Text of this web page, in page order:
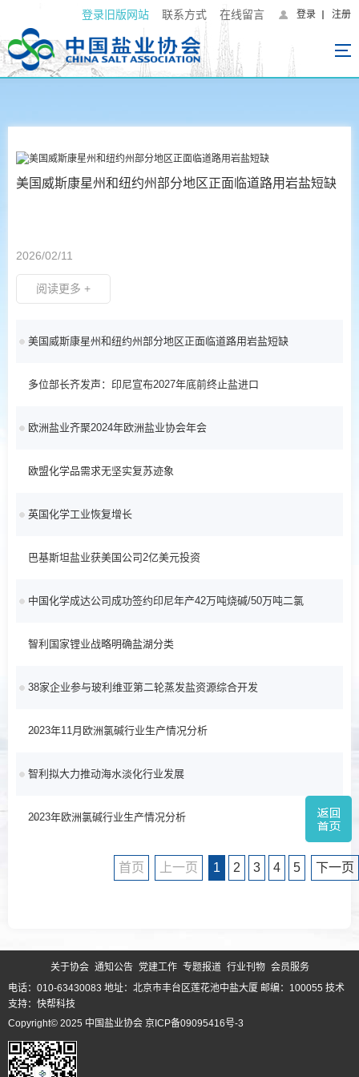
登录旧版网站 联系方式 在线留言 登录 注册
美国威斯康星州和纽约州部分地区正面临道路用岩盐短缺
2026/02/11
阅读更多 +
美国威斯康星州和纽约州部分地区正面临道路用岩盐短缺
多位部长齐发声：印尼宣布2027年底前终止盐进口
欧洲盐业齐聚2024年欧洲盐业协会年会
欧盟化学品需求无坚实复苏迹象
英国化学工业恢复增长
巴基斯坦盐业获美国公司2亿美元投资
2024/06/14
中国化学成达公司成功签约印尼年产42万吨烧碱/50万吨二氯
乙烷项目
智利国家锂业战略明确盐湖分类
38家企业参与玻利维亚第二轮蒸发盐资源综合开发
2023年11月欧洲氯碱行业生产情况分析
智利拟大力推动海水淡化行业发展
2024/03/06
2023年欧洲氯碱行业生产情况分析
2024/03/06
首页 上一页 1 2 3 4 5 下一页
关于协会 通知公告 党建工作 专题报道 行业刊物 会员服务
电话：010-63430083 地址：北京市丰台区莲花池中盐大厦 邮编：100055 技术
支持：快帮科技
Copyright© 2025 中国盐业协会 京ICP备09095416号-3